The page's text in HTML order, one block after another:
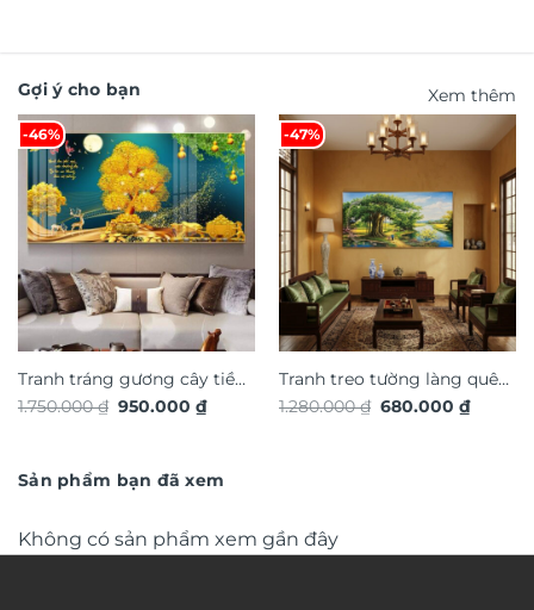
Gợi ý cho bạn Xem thêm
-46%
Tranh tráng gương cây tiền
vàng phong thủy TG4913S
1.750.000₫ Giá
gốc
950.000₫Giá
-47%
Tranh treo tường làng quê
Việt Nam TG4930S
1.280.000₫ Giá
gốc
680.000₫Giá
Sản phẩm bạn đã xem
Không có sản phẩm xem gần đây